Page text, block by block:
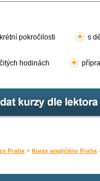
pokročilosti s
hodinách
Praha > Kurzy angličtiny Praha